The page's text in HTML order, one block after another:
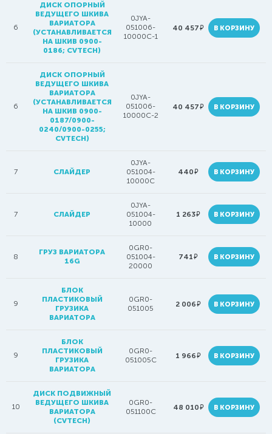
6
ДИСК ОПОРНЫЙ
ВЕДУЩЕГО ШКИВА
ВАРИАТОРА
(УСТАНАВЛИВАЕТСЯ
НА ШКИВ 0900-
0186; CVTECH)
0JYA-
051006-
10000C-1
40 457руб. В КОРЗИНУ
6
ДИСК ОПОРНЫЙ
ВЕДУЩЕГО ШКИВА
ВАРИАТОРА
(УСТАНАВЛИВАЕТСЯ
НА ШКИВ 0900-
0187/0900-
0240/0900-0255;
CVTECH)
0JYA-
051006-
10000C-2
40 457руб. В КОРЗИНУ
7 СЛАЙДЕР
0JYA-
051004-
10000C
440руб. В КОРЗИНУ
7 СЛАЙДЕР
0JYA-
051004-
10000
1 263руб. В КОРЗИНУ
8
ГРУЗ ВАРИАТОРА
16G
0GR0-
051004-
20000
741руб. В КОРЗИНУ
9
БЛОК
ПЛАСТИКОВЫЙ
ГРУЗИКА
ВАРИАТОРА
0GR0-
051005
2 006руб. В КОРЗИНУ
9
БЛОК
ПЛАСТИКОВЫЙ
ГРУЗИКА
ВАРИАТОРА
0GR0-
051005C
1 966руб. В КОРЗИНУ
10
ДИСК ПОДВИЖНЫЙ
ВЕДУЩЕГО ШКИВА
ВАРИАТОРА
(CVTECH)
0GR0-
051100C
48 010руб. В КОРЗИНУ